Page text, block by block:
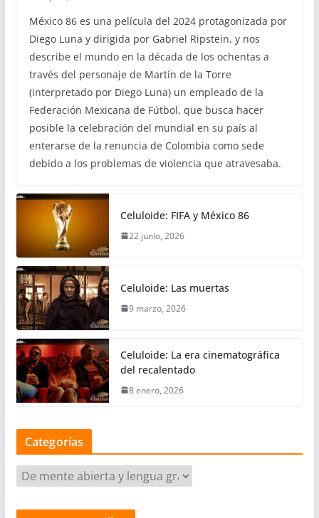
México 86 es una película del 2024 protagonizada por
Diego Luna y dirigida por Gabriel Ripstein, y nos
describe el mundo en la década de los ochentas a
través del personaje de Martín de la Torre
(interpretado por Diego Luna) un empleado de la
Federación Mexicana de Fútbol, que busca hacer
posible la celebración del mundial en su país al
enterarse de la renuncia de Colombia como sede
debido a los problemas de violencia que atravesaba.
Celuloide: FIFA y México 86
22 junio, 2026
Celuloide: Las muertas
9 marzo, 2026
Celuloide: La era cinematográfica
del recalentado
8 enero, 2026
Categorías
a
t